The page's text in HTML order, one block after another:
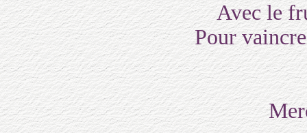
Avec le
Pour